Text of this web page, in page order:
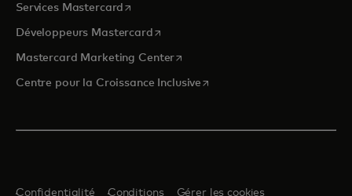
Services Mastercard s’ouvre dans un nouvel onglet
Développeurs Mastercards’ouvre dans un nouvel onglet
Mastercard Marketing Centers’ouvre dans un nouvel onglet
Centre pour la Croissance Inclusive s’ouvre dans un nouvel
Confidentialité Conditions Gérer les cookies